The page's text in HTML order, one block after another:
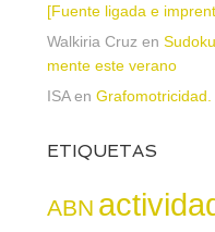
[Fuente ligada e
Walkiria Cruz en
mente este verano
ISAen
ETIQUETAS
ABN